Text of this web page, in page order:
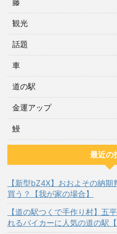
藤
観光
話題
車
道の駅
金運アップ
鰻
最近の
【新型bZ4X】おおよその納
買う？【我が家の場合】
【道の駅つくで手作り村】五
れるバイカーに人気の道の駅【